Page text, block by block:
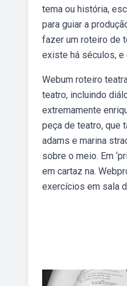
tema ou história,
para guiar a
fazer um roteiro de
existe há séculos, e
Webum roteiro
teatro, incluindo
extremamente
peça de teatro, que
adams e marina
sobre o meio. Em
em cartaz na.
exercícios em sala